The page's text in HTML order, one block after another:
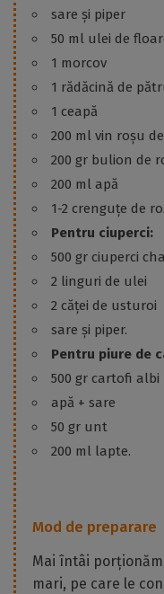
sare și piper
50 ml ulei de
1 morcov
1 rădăcină de
1 ceapă
200 ml vin roșu
200 gr bulion de
200 ml apă
1-2 crenguțe de
Pentru ciuperci:
500 gr ciuperci
2 linguri de ulei
2 căței de usturoi
sare și piper.
Pentru piure de
500 gr cartofi albi
apă + sare
50 gr unt
200 ml lapte.
Mod de preparare
Mai întâi
mari, pe care le